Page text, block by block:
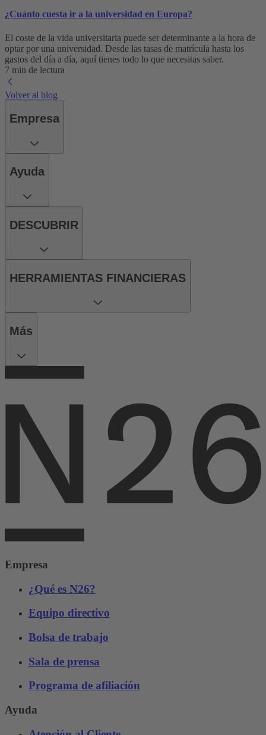
¿Cuánto cuesta ir a la universidad en Europa?
El coste de la vida universitaria puede ser determinante a la hora de
optar por una universidad. Desde las tasas de matrícula hasta los
gastos del día a día, aquí tienes todo lo que necesitas saber.
7 min de lectura
Volver al blog
Empresa
Ayuda
DESCUBRIR
HERRAMIENTAS FINANCIERAS
Más
Empresa
¿Qué es N26?
Equipo directivo
Bolsa de trabajo
Sala de prensa
Programa de afiliación
Ayuda